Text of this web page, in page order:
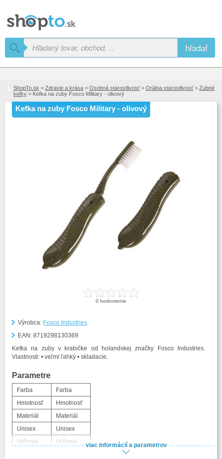
hľadať
ShopTo.sk > Zdravie a krása > Osobná starostlivosť> Orálna starostlivosť> Zubné
kefky > Kefka na zuby Fosco Military - olivový
Kefka na zuby Fosco Military - olivový
0 hodnotenie
Výrobca: Fosco Industries
EAN: 8719298130369
Kefka na zuby v krabičke od holandskej značky Fosco Industries.
Vlastnosti: • veľmi ľahký • skladacie.
Parametre
Farba
Farba
Hmotnosť
Hmotnosť
Materiál
Materiál
Unisex
Unisex
Určenie
Určenie viac informácií a parametrov